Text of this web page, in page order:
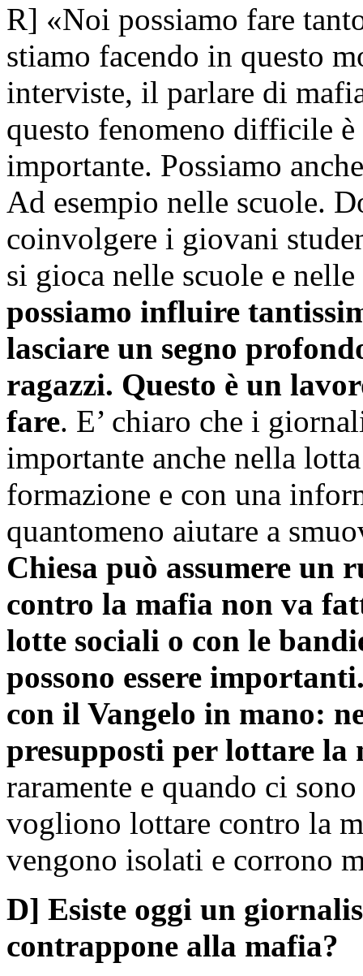
R] «Noi possiamo fare
stiamo facendo in questo
interviste, il parlare di
questo fenomeno difficile è
importante. Possiamo
Ad esempio nelle scuole.
coinvolgere i giovani
si gioca nelle scuole e
possiamo influire
lasciare un segno
ragazzi. Questo è un
fare. E’ chiaro che i
importante anche nella
formazione e con una
quantomeno aiutare a
Chiesa può assumere un
contro la mafia non va
lotte sociali o con le
possono essere
con il Vangelo in mano:
presupposti per lottare la
raramente e quando ci
vogliono lottare contro la
vengono isolati e corrono
D] Esiste oggi un
contrappone alla mafia?